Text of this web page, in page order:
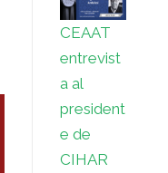
CEAAT
entrevist
a al
president
e de
CIHAR